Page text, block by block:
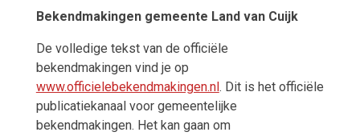
Bekendmakingen gemeente Land van Cuijk
De volledige tekst van de officiële
bekendmakingen vind je op
www.officielebekendmakingen.nl. Dit is het officiële
publicatiekanaal voor gemeentelijke
bekendmakingen. Het kan gaan om